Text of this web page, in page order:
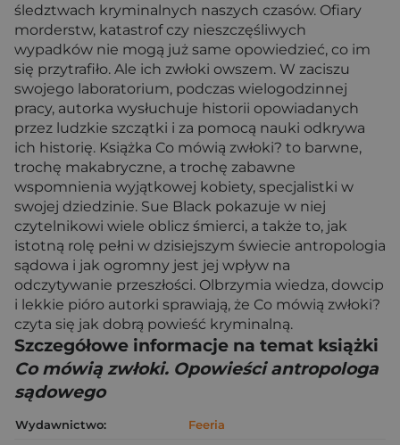
śledztwach kryminalnych naszych czasów. Ofiary
morderstw, katastrof czy nieszczęśliwych
wypadków nie mogą już same opowiedzieć, co im
się przytrafiło. Ale ich zwłoki owszem. W zaciszu
swojego laboratorium, podczas wielogodzinnej
pracy, autorka wysłuchuje historii opowiadanych
przez ludzkie szczątki i za pomocą nauki odkrywa
ich historię. Książka Co mówią zwłoki? to barwne,
trochę makabryczne, a trochę zabawne
wspomnienia wyjątkowej kobiety, specjalistki w
swojej dziedzinie. Sue Black pokazuje w niej
czytelnikowi wiele oblicz śmierci, a także to, jak
istotną rolę pełni w dzisiejszym świecie antropologia
sądowa i jak ogromny jest jej wpływ na
odczytywanie przeszłości. Olbrzymia wiedza, dowcip
i lekkie pióro autorki sprawiają, że Co mówią zwłoki?
czyta się jak dobrą powieść kryminalną.
Szczegółowe informacje na temat książki
Co mówią zwłoki. Opowieści antropologa
sądowego
Wydawnictwo:
Feeria